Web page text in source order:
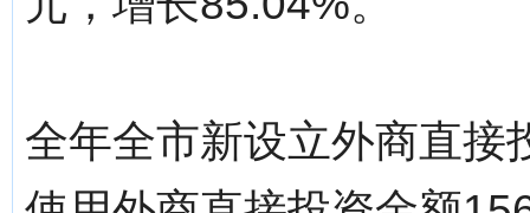
全年全市新设立外商直接